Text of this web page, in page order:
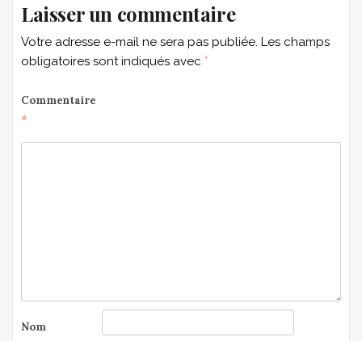
Laisser un commentaire
Votre adresse e-mail ne sera pas publiée. Les champs
obligatoires sont indiqués avec *
Commentaire
*
Nom